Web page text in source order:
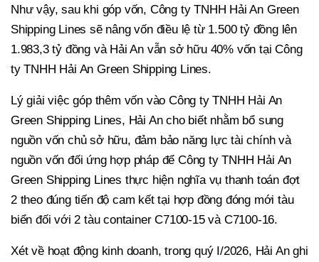
Như vậy, sau khi góp vốn, Công ty TNHH Hải An Green
Shipping Lines sẽ nâng vốn điều lệ từ 1.500 tỷ đồng lên
1.983,3 tỷ đồng và Hải An vẫn sở hữu 40% vốn tại Công
ty TNHH Hải An Green Shipping Lines.
Lý giải việc góp thêm vốn vào Công ty TNHH Hải An
Green Shipping Lines, Hải An cho biết nhằm bổ sung
nguồn vốn chủ sở hữu, đảm bảo năng lực tài chính và
nguồn vốn đối ứng hợp pháp để Công ty TNHH Hải An
Green Shipping Lines thực hiện nghĩa vụ thanh toán đợt
2 theo đúng tiến độ cam kết tại hợp đồng đóng mới tàu
biển đối với 2 tàu container C7100-15 và C7100-16.
Xét về hoạt động kinh doanh, trong quý I/2026, Hải An ghi